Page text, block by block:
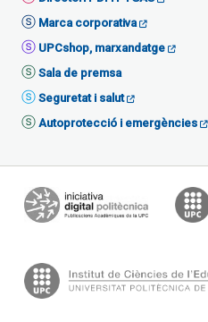
Marca corporativa
UPCshop, marxandatge
Sala de premsa
Seguretat i salut
Autoprotecció i emergències